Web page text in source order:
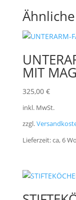
MIT
325,00 €
inkl. MwSt.
zzgl.
Lieferzeit:ca, 6